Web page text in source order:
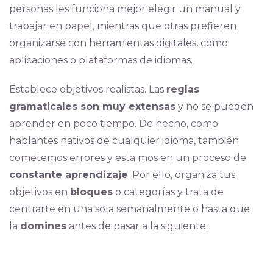
personas les funciona mejor elegir un manual y
trabajar en papel, mientras que otras prefieren
organizarse con herramientas digitales, como
aplicaciones o plataformas de idiomas.
Establece objetivos realistas. Las reglas
gramaticales son muy extensasy no se pueden
aprender en poco tiempo. De hecho, como
hablantes nativos de cualquier idioma, también
cometemos errores y esta mos en un proceso de
constante aprendizaje. Por ello, organiza tus
objetivos en bloqueso categorías y trata de
centrarte en una sola semanalmente o hasta que
la dominesantes de pasar a la siguiente.